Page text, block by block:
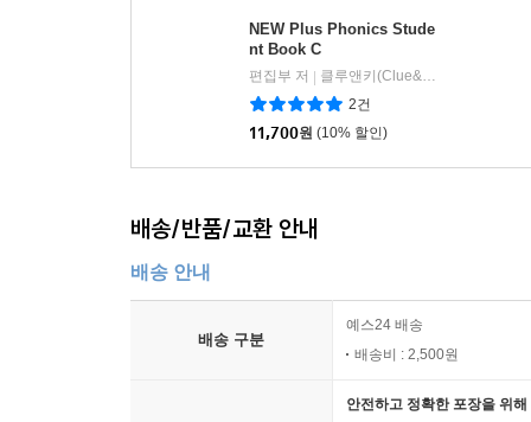
NEW Plus Phonics Stude
nt Book C
편집부 저
클루앤키(Clue&Key)
2건
11,700원 (10% 할인)
배송/반품/교환 안내
배송 안내
배송 구분
예스24 배송
배송비 : 2,500원
안전하고 정확한 포장을 위